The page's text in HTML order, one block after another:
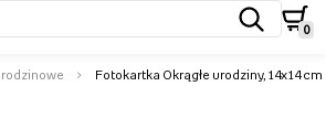
0
Fotokartka Okrągłe urodziny, 14x14 cm